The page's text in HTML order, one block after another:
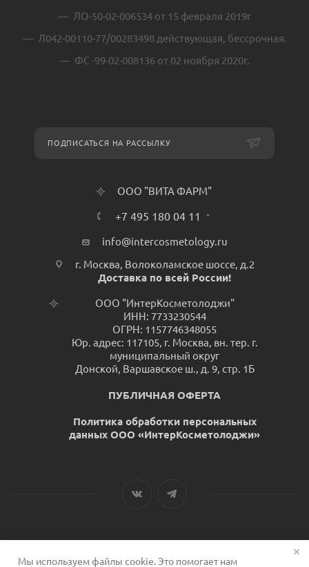
ЛО-50-02-006534 от 15 февраля 2019г
Л042-00110-77/00283498 действующая, бессрочная.
ФС -99-02-008136 от 02 ноября 2020г.
ПОДПИСАТЬСЯ НА РАССЫЛКУ
ООО "ВИТА ФАРМ"
+7 495 180 04 11
info@intercosmetology.ru
г. Москва, Волоколамское шоссе, д.2
Доставка по всей России!
ООО "ИнтерКосметолоджи"
ИНН: 7733230544
ОГРН: 1157746348055
Юр. адрес: 117105, г. Москва, вн. тер. г.
муниципальный округ
Донской, Варшавское ш., д. 9, стр. 1Б
ПУБЛИЧНАЯ ОФЕРТА
Политика обработки персональных
данных ООО «ИнтерКосметолоджи»
Мы используем файлы cookie. Это помогает нам